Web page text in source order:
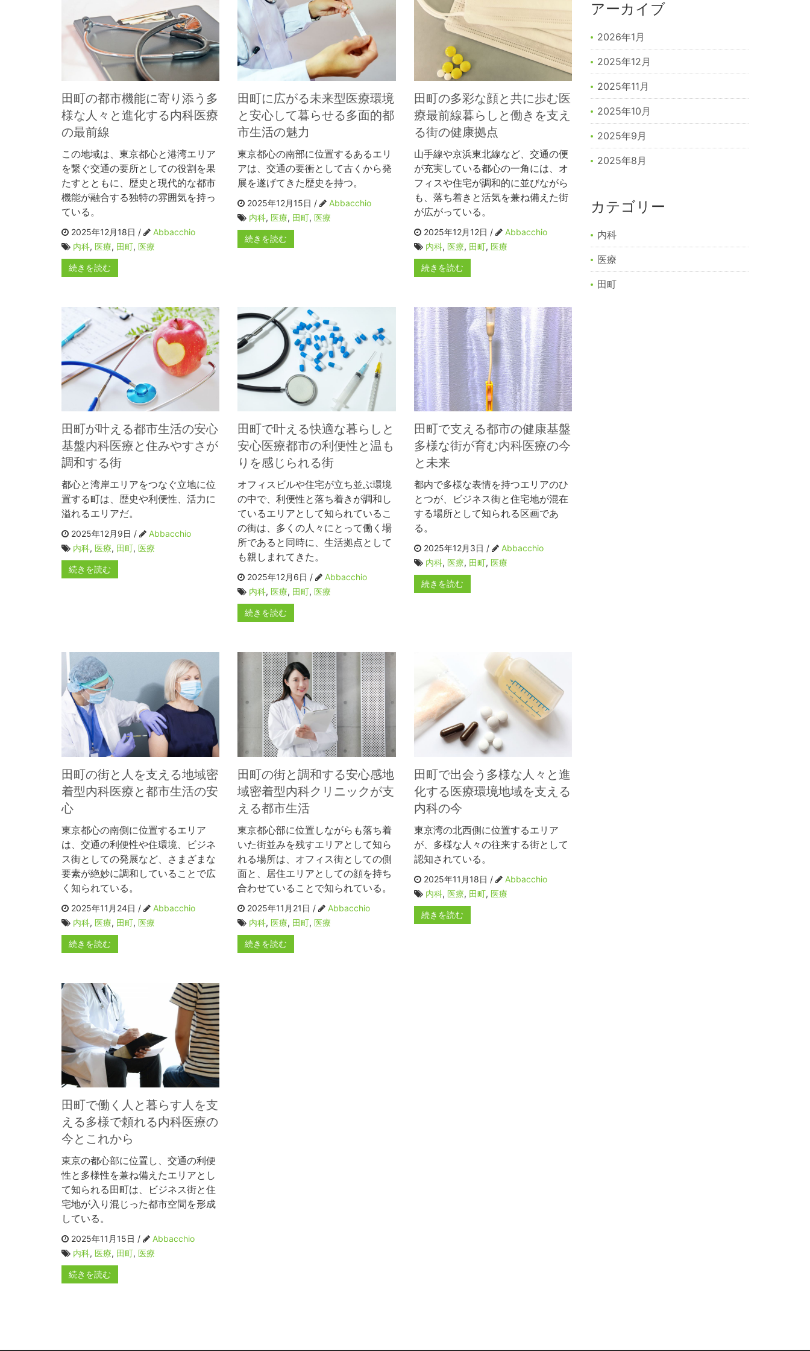
田町の都市機能に寄り添う多
様な人々と進化する内科医療
の最前線
この地域は、東京都心と港湾エリア
を繋ぐ交通の要所としての役割を果
たすとともに、歴史と現代的な都市
機能が融合する独特の雰囲気を持っ
ている。
2025年12月18日 /
Abbacchio
内科, 医療, 田町, 医療
続きを読む
田町に広がる未来型医療環境
と安心して暮らせる多面的都
市生活の魅力
東京都心の南部に位置するあるエリ
アは、交通の要衝として古くから発
展を遂げてきた歴史を持つ。
2025年12月15日 /
Abbacchio
内科,医療, 田町,医療
続きを読む
田町の多彩な顔と共に歩む医
療最前線暮らしと働きを支え
る街の健康拠点
山手線や京浜東北線など、交通の便
が充実している都心の一角には、オ
フィスや住宅が調和的に並びながら
も、落ち着きと活気を兼ね備えた街
が広がっている。
2025年12月12日 /
Abbacchio
内科, 医療, 田町, 医療
続きを読む
田町が叶える都市生活の安心
基盤内科医療と住みやすさが
調和する街
都心と湾岸エリアをつなぐ立地に位
置する町は、歴史や利便性、活力に
溢れるエリアだ。
2025年12月9日 /
Abbacchio
内科, 医療, 田町, 医療
続きを読む
田町で叶える快適な暮らしと
安心医療都市の利便性と温も
りを感じられる街
オフィスビルや住宅が立ち並ぶ環境
の中で、利便性と落ち着きが調和し
ているエリアとして知られているこ
の街は、多くの人々にとって働く場
所であると同時に、生活拠点として
も親しまれてきた。
2025年12月6日 /
Abbacchio
内科, 医療, 田町, 医療
続きを読む
田町で支える都市の健康基盤
多様な街が育む内科医療の今
と未来
都内で多様な表情を持つエリアのひ
とつが、ビジネス街と住宅地が混在
する場所として知られる区画であ
る。
2025年12月3日 /
Abbacchio
内科, 医療, 田町, 医療
続きを読む
田町の街と人を支える地域密
着型内科医療と都市生活の安
心
東京都心の南側に位置するエリア
は、交通の利便性や住環境、ビジネ
ス街としての発展など、さまざまな
要素が絶妙に調和していることで広
く知られている。
2025年11月24日 /
Abbacchio
内科, 医療, 田町, 医療
続きを読む
田町の街と調和する安心感地
域密着型内科クリニックが支
える都市生活
東京都心部に位置しながらも落ち着
いた街並みを残すエリアとして知ら
れる場所は、オフィス街としての側
面と、居住エリアとしての顔を持ち
合わせていることで知られている。
2025年11月21日 /
Abbacchio
内科,医療, 田町,医療
続きを読む
田町で出会う多様な人々と進
化する医療環境地域を支える
内科の今
東京湾の北西側に位置するエリア
が、多様な人々の往来する街として
認知されている。
2025年11月18日 /
Abbacchio
内科, 医療, 田町, 医療
続きを読む
田町で働く人と暮らす人を支
える多様で頼れる内科医療の
今とこれから
東京の都心部に位置し、交通の利便
性と多様性を兼ね備えたエリアとし
て知られる田町は、ビジネス街と住
宅地が入り混じった都市空間を形成
している。
2025年11月15日 /
Abbacchio
内科, 医療, 田町, 医療
続きを読む
アーカイブ
2026年1月
2025年12月
2025年11月
2025年10月
2025年9月
2025年8月
カテゴリー
内科
医療
田町